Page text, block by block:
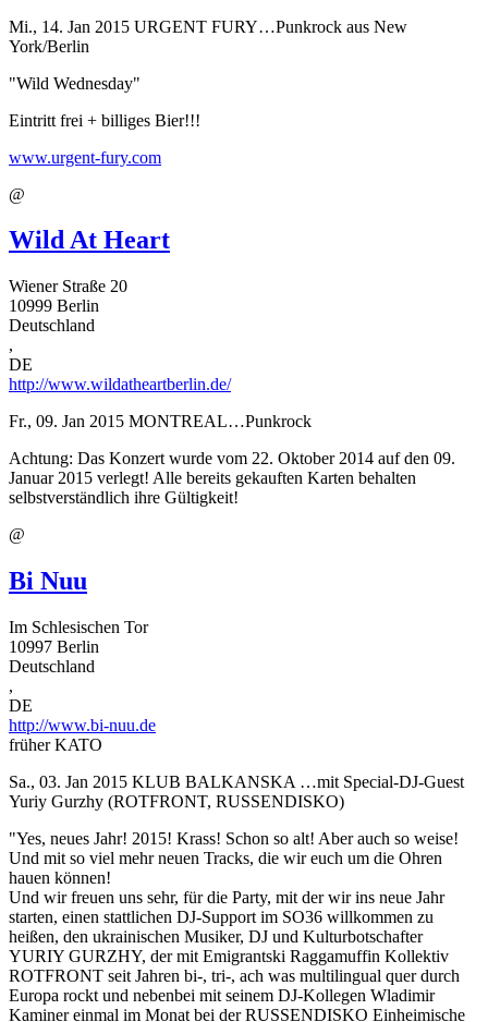
Mi., 14. Jan 2015 URGENT FURY…Punkrock aus New
York/Berlin
"Wild Wednesday"
Eintritt frei + billiges Bier!!!
www.urgent-fury.com
@
Wild At Heart
Wiener Straße 20
10999 Berlin
Deutschland
,
DE
http://www.wildatheartberlin.de/
Fr., 09. Jan 2015 MONTREAL…Punkrock
Achtung: Das Konzert wurde vom 22. Oktober 2014 auf den 09.
Januar 2015 verlegt! Alle bereits gekauften Karten behalten
selbstverständlich ihre Gültigkeit!
@
Bi Nuu
Im Schlesischen Tor
10997 Berlin
Deutschland
,
DE
http://www.bi-nuu.de
früher KATO
Sa., 03. Jan 2015 KLUB BALKANSKA …mit Special-DJ-Guest
Yuriy Gurzhy (ROTFRONT, RUSSENDISKO)
"Yes, neues Jahr! 2015! Krass! Schon so alt! Aber auch so weise!
Und mit so viel mehr neuen Tracks, die wir euch um die Ohren
hauen können!
Und wir freuen uns sehr, für die Party, mit der wir ins neue Jahr
starten, einen stattlichen DJ-Support im SO36 willkommen zu
heißen, den ukrainischen Musiker, DJ und Kulturbotschafter
YURIY GURZHY, der mit Emigrantski Raggamuffin Kollektiv
ROTFRONT seit Jahren bi-, tri-, ach was multilingual quer durch
Europa rockt und nebenbei mit seinem DJ-Kollegen Wladimir
Kaminer einmal im Monat bei der RUSSENDISKO Einheimische